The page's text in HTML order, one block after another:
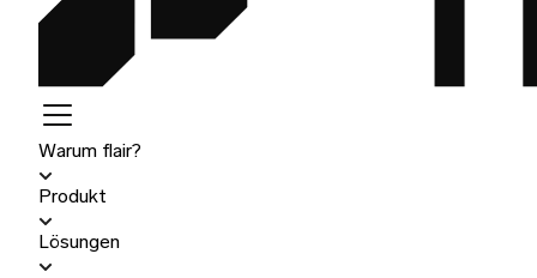
Warum flair?
Produkt
Lösungen